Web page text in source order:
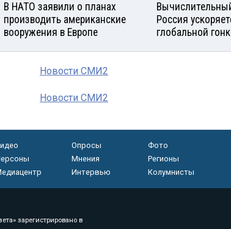
В НАТО заявили о планах
производить американские
вооружения в Европе
Россия
глобальной
Новости СМИ2
Новости СМИ2
Опросы
Фото
Мнения
Регионы
Интервью Колумнисты
зарегистрировано в